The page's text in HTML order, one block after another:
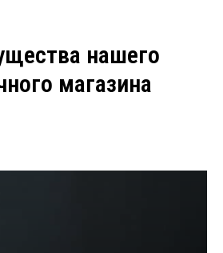
нашего
магазина